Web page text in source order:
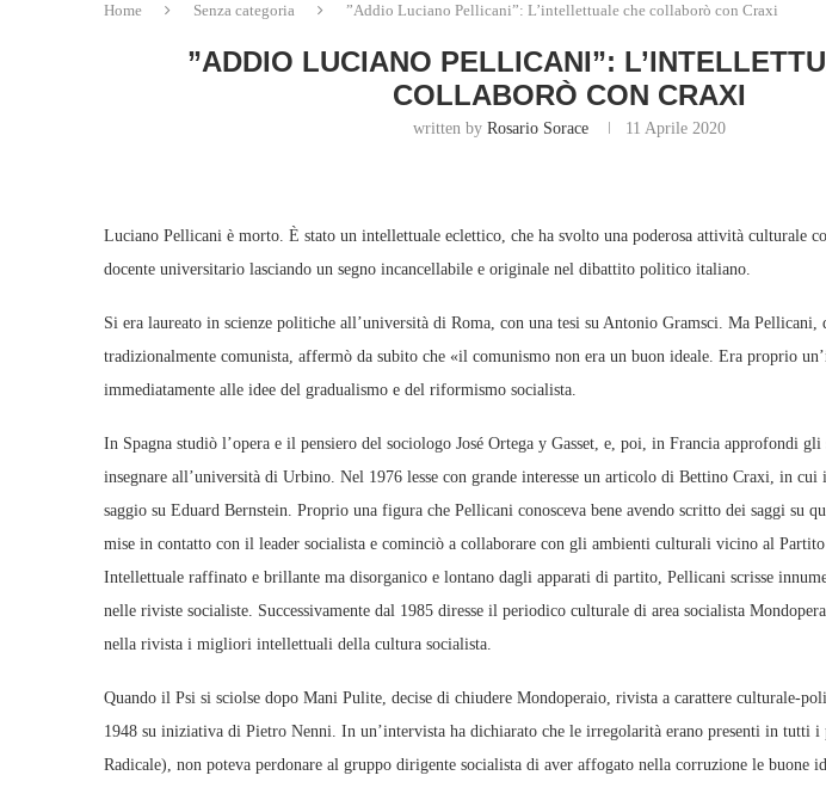
Home Senza categoria ”Addio Luciano Pellicani”: L’intellettuale che collaborò con Craxi
”ADDIO LUCIANO PELLICANI”:
COLLABORÒ CON CRAXI
written by Rosario Sorace 11 Aprile 2020
Luciano Pellicani è morto. È stato un intellettuale eclettico, che ha svolto una poderosa attività culturale
docente universitario lasciando un segno incancellabile e originale nel dibattito politico italiano.
Si era laureato in scienze politiche all’università di Roma, con una tesi su Antonio Gramsci. Ma
tradizionalmente comunista, affermò da subito che «il comunismo non era un buon ideale. Era proprio
immediatamente alle idee del gradualismo e del riformismo socialista.
In Spagna studiò l’opera e il pensiero del sociologo José Ortega y Gasset, e, poi, in Francia approfondi
insegnare all’università di Urbino. Nel 1976 lesse con grande interesse un articolo di Bettino Craxi, in cui
saggio su Eduard Bernstein. Proprio una figura che Pellicani conosceva bene avendo scritto dei saggi su
mise in contatto con il leader socialista e cominciò a collaborare con gli ambienti culturali vicino al
Intellettuale raffinato e brillante ma disorganico e lontano dagli apparati di partito, Pellicani scrisse
nelle riviste socialiste. Successivamente dal 1985 diresse il periodico culturale di area socialista
nella rivista i migliori intellettuali della cultura socialista.
Quando il Psi si sciolse dopo Mani Pulite, decise di chiudere Mondoperaio, rivista a carattere culturale-
1948 su iniziativa di Pietro Nenni. In un’intervista ha dichiarato che le irregolarità erano presenti in tutti
Radicale), non poteva perdonare al gruppo dirigente socialista di aver affogato nella corruzione le buone